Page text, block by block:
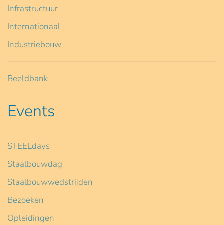
Infrastructuur
Internationaal
Industriebouw
Beeldbank
Events
STEELdays
Staalbouwdag
Staalbouwwedstrijden
Bezoeken
Opleidingen